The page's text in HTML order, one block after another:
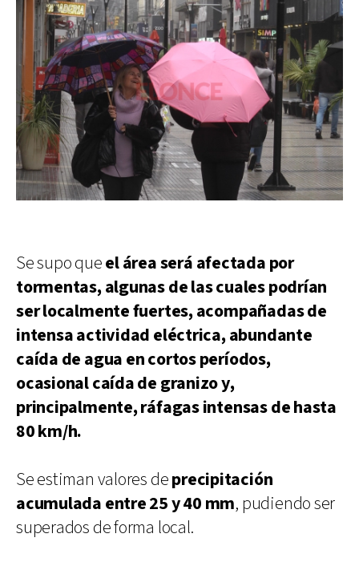
Se supo queel área será afectada por
tormentas, algunas de las cuales podrían
ser localmente fuertes, acompañadas de
intensa actividad eléctrica, abundante
caída de agua en cortos períodos,
ocasional caída de granizo y,
principalmente, ráfagas intensas de hasta
80 km/h.
Se estiman valores deprecipitación
acumulada entre 25 y 40 mm, pudiendo ser
superados de forma local.